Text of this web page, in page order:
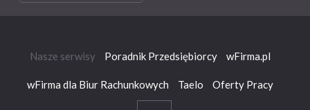
Nasze serwisy Poradnik Przedsiębiorcy wFirma.pl
wFirma dla Biur Rachunkowych Taelo Oferty Pracy